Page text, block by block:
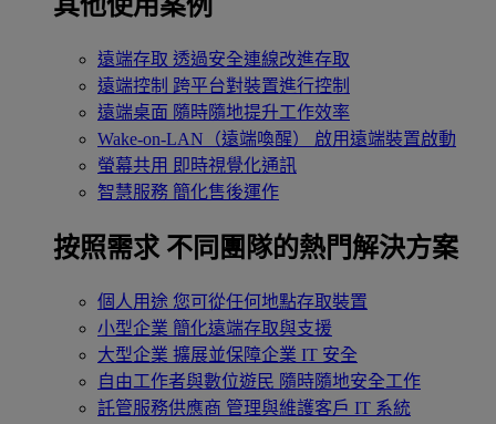
其他使用案例
遠端存取 透過安全連線改進存取
遠端控制 跨平台對裝置進行控制
遠端桌面 隨時隨地提升工作效率
Wake-on-LAN（遠端喚醒）
啟用遠端裝置啟動
螢幕共用 即時視覺化通訊
智慧服務 簡化售後運作
按照需求 不同團隊的熱門解決方案
個人用途 您可從任何地點存取裝置
小型企業 簡化遠端存取與支援
大型企業 擴展並保障企業 IT 安全
自由工作者與數位遊民 隨時隨地安全工作
託管服務供應商 管理與維護客戶 IT 系統